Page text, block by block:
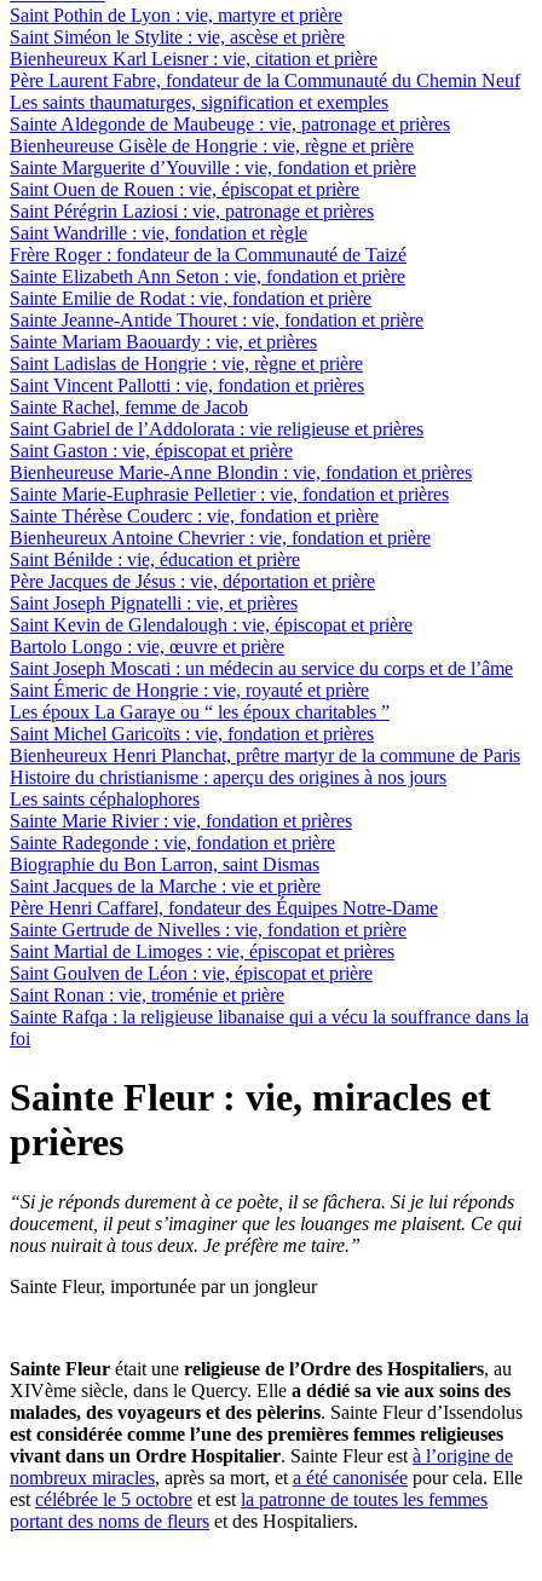
Saint Pothin de Lyon : vie, martyre et prière
Saint Siméon le Stylite : vie, ascèse et prière
Bienheureux Karl Leisner : vie, citation et prière
Père Laurent Fabre, fondateur de la Communauté du Chemin Neuf
Les saints thaumaturges, signification et exemples
Sainte Aldegonde de Maubeuge : vie, patronage et prières
Bienheureuse Gisèle de Hongrie : vie, règne et prière
Sainte Marguerite d’Youville : vie, fondation et prière
Saint Ouen de Rouen : vie, épiscopat et prière
Saint Pérégrin Laziosi : vie, patronage et prières
Saint Wandrille : vie, fondation et règle
Frère Roger : fondateur de la Communauté de Taizé
Sainte Elizabeth Ann Seton : vie, fondation et prière
Sainte Emilie de Rodat : vie, fondation et prière
Sainte Jeanne-Antide Thouret : vie, fondation et prière
Sainte Mariam Baouardy : vie, et prières
Saint Ladislas de Hongrie : vie, règne et prière
Saint Vincent Pallotti : vie, fondation et prières
Sainte Rachel, femme de Jacob
Saint Gabriel de l’Addolorata : vie religieuse et prières
Saint Gaston : vie, épiscopat et prière
Bienheureuse Marie-Anne Blondin : vie, fondation et prières
Sainte Marie-Euphrasie Pelletier : vie, fondation et prières
Sainte Thérèse Couderc : vie, fondation et prière
Bienheureux Antoine Chevrier : vie, fondation et prière
Saint Bénilde : vie, éducation et prière
Père Jacques de Jésus : vie, déportation et prière
Saint Joseph Pignatelli : vie, et prières
Saint Kevin de Glendalough : vie, épiscopat et prière
Bartolo Longo : vie, œuvre et prière
Saint Joseph Moscati : un médecin au service du corps et de l’âme
Saint Émeric de Hongrie : vie, royauté et prière
Les époux La Garaye ou “ les époux charitables ”
Saint Michel Garicoïts : vie, fondation et prières
Bienheureux Henri Planchat, prêtre martyr de la commune de Paris
Histoire du christianisme : aperçu des origines à nos jours
Les saints céphalophores
Sainte Marie Rivier : vie, fondation et prières
Sainte Radegonde : vie, fondation et prière
Biographie du Bon Larron, saint Dismas
Saint Jacques de la Marche : vie et prière
Père Henri Caffarel, fondateur des Équipes Notre-Dame
Sainte Gertrude de Nivelles : vie, fondation et prière
Saint Martial de Limoges : vie, épiscopat et prières
Saint Goulven de Léon : vie, épiscopat et prière
Saint Ronan : vie, troménie et prière
Sainte Rafqa : la religieuse libanaise qui a vécu la souffrance dans la
foi
Sainte Fleur : vie, miracles et
prières
“Si je réponds durement à ce poète, il se fâchera. Si je lui réponds
doucement, il peut s’imaginer que les louanges me plaisent. Ce qui
nous nuirait à tous deux. Je préfère me taire.”
Sainte Fleur, importunée par un jongleur
Sainte Fleur était une religieuse de l’Ordre des Hospitaliers, au
XIVème siècle, dans le Quercy. Elle a dédié sa vie aux soins des
malades, des voyageurs et des pèlerins. Sainte Fleur d’Issendolus
est considérée comme l’une des premières femmes religieuses
vivant dans un Ordre Hospitalier. Sainte Fleur est à l’origine de
nombreux miracles, après sa mort, et a été canonisée pour cela. Elle
est célébrée le 5 octobre et est la patronne de toutes les femmes
portant des noms de fleurs et des Hospitaliers.